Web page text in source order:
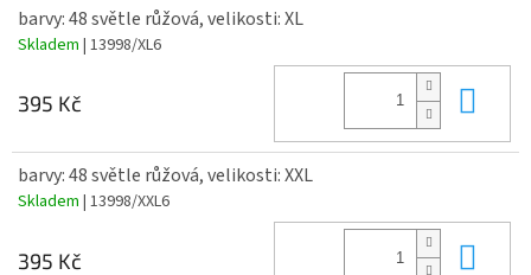
barvy: 48 světle růžová, velikosti: XL
Skladem | 13998/XL6
395 Kč
barvy: 48 světle růžová, velikosti: XXL
Skladem | 13998/XXL6
395 Kč